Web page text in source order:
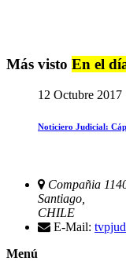
Más visto En el
12 Octubre 2017
Noticiero Judicial:
Compañia
Santiago,
CHILE
E-Mail:
Menú